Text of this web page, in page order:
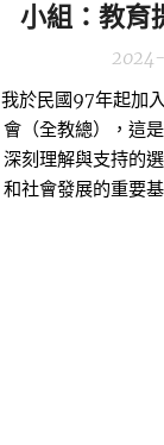
小組：教育
我於民國97年起加
會（全教總），這
深刻理解與支持的
和社會發展的重要